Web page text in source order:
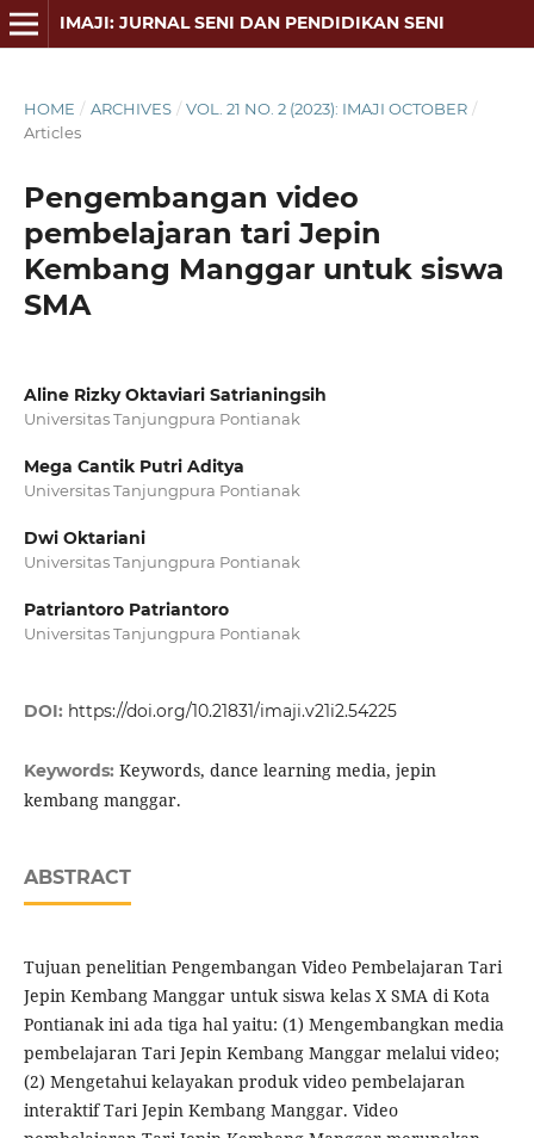
IMAJI: JURNAL SENI DAN PENDIDIKAN SENI
HOME / ARCHIVES / VOL. 21 NO. 2 (2023): IMAJI OCTOBER /
Articles
Pengembangan video
pembelajaran tari Jepin
Kembang Manggar untuk siswa
SMA
Aline Rizky Oktaviari Satrianingsih
Universitas Tanjungpura Pontianak
Mega Cantik Putri Aditya
Universitas Tanjungpura Pontianak
Dwi Oktariani
Universitas Tanjungpura Pontianak
Patriantoro Patriantoro
Universitas Tanjungpura Pontianak
DOI: https://doi.org/10.21831/imaji.v21i2.54225
Keywords: Keywords, dance learning media, jepin
kembang manggar.
ABSTRACT
Tujuan penelitian Pengembangan Video Pembelajaran Tari
Jepin Kembang Manggar untuk siswa kelas X SMA di Kota
Pontianak ini ada tiga hal yaitu: (1) Mengembangkan media
pembelajaran Tari Jepin Kembang Manggar melalui video;
(2) Mengetahui kelayakan produk video pembelajaran
interaktif Tari Jepin Kembang Manggar. Video